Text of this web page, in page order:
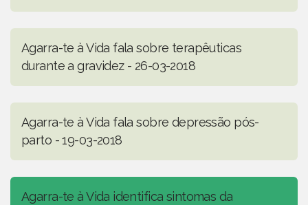
Agarra-te à Vida fala sobre terapêuticas
durante a gravidez - 26-03-2018
Agarra-te à Vida fala sobre depressão pós-
parto - 19-03-2018
Agarra-te à Vida identifica sintomas da